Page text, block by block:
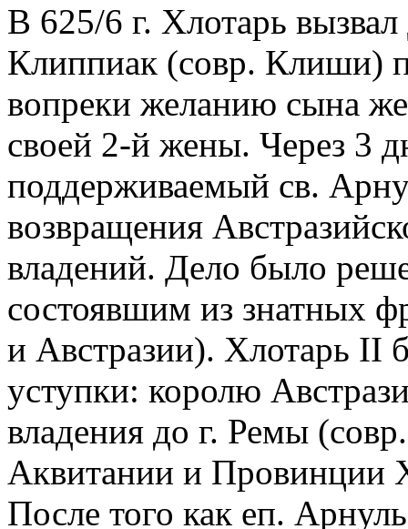
В 625/6 г. Хлотарь
Клиппиак (совр. Клиши)
вопреки желанию сына
своей 2-й жены. Через 3
поддерживаемый св.
возвращения
владений. Дело было
состоявшим из знатных
и Австразии). Хлотарь II
уступки: королю
владения до г. Ремы
Аквитании и Провинции
После того как еп.